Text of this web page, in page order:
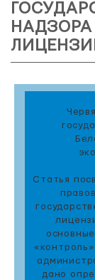
Статья
дано